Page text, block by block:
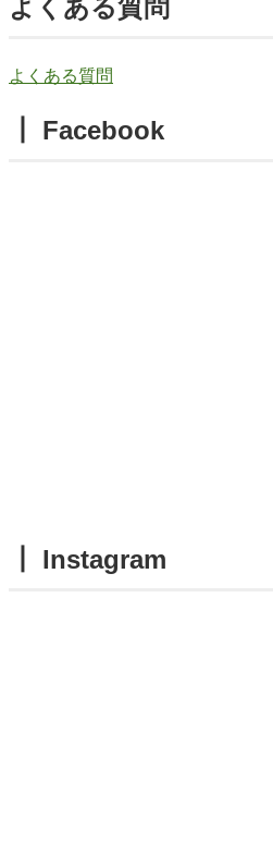
よくある質問
よくある質問
┃ Facebook
┃ Instagram